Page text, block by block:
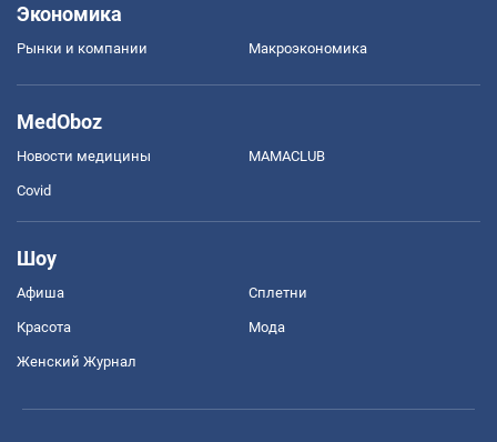
Экономика
Рынки и компании Mакроэкономика
MedOboz
Новости медицины MAMACLUB
Covid
Шоу
Афиша Сплетни
Красота Мода
Женский Журнал